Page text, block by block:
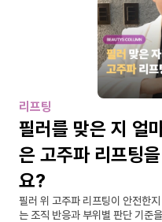
리프팅
필러를 맞은 지 얼
은 고주파 리프팅
요?
필러 위 고주파 리프팅이 안전한
는 조직 반응과 부위별 판단 기준